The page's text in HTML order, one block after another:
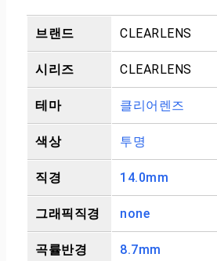
브랜드 CLEARLENS
시리즈 CLEARLENS
테마 클리어렌즈
색상 투명
직경 14.0mm
그래픽직경 none
곡률반경 8.7mm